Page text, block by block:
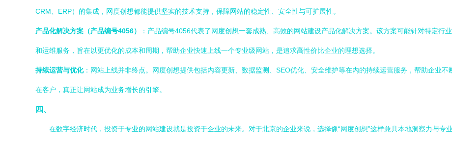
CRM、ERP）的集成，网度创想都能提供坚实的技术支持，保障网站的稳定性、安全性与可扩展性。
产品化解决方案（产品编号4056） ：产品编号4056代表了网度创想一套成熟、高效的网站建设产品化解决方案。该方案可能针对特定行
和运维服务，旨在以更优化的成本和周期，帮助企业快速上线一个专业级网站，是追求高性价比企业的理想选择。
持续运营与优化：网站上线并非终点。网度创想提供包括内容更新、数据监测、SEO优化、安全维护等在内的持续运营服务，帮助企业
在客户，真正让网站成为业务增长的引擎。
四、
在数字经济时代，投资于专业的网站建设就是投资于企业的未来。对于北京的企业来说，选择像“网度创想”这样兼具本地洞察力与